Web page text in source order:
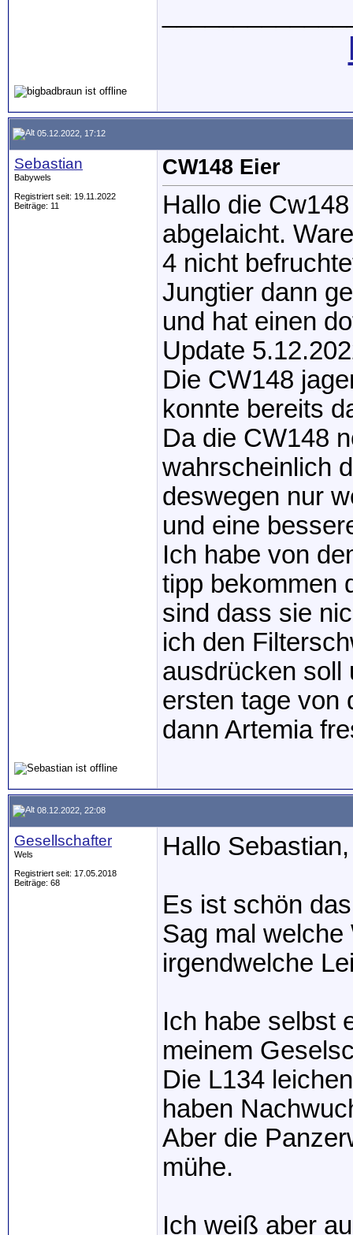
05.12.2022, 17:12
Sebastian
Babywels
Registriert seit: 19.11.2022
Beiträge: 11
CW148 Eier
Hallo die
abgelaicht.
4 nicht
Jungtier dann
und hat einen
Update
Die CW148
konnte bereits
Da die CW148
wahrscheinlich
deswegen nur
und eine
Ich habe von
tipp bekommen
sind dass sie
ich den
ausdrücken soll
ersten tage von
dann Artemia
08.12.2022, 22:08
Gesellschafter
Wels
Registriert seit: 17.05.2018
Beiträge: 68
Hallo Sebastian,
Es ist schön
Sag mal
irgendwelche
Ich habe selbst
meinem
Die L134
haben
Aber die
mühe.
Ich weiß aber